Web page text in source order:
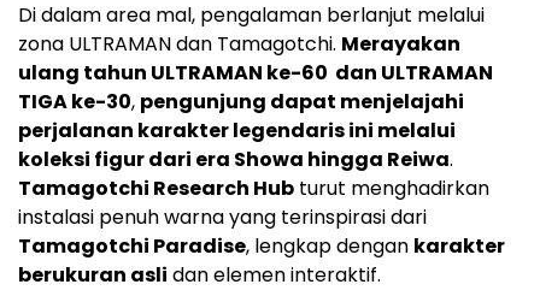
Di dalam area mal, pengalaman berlanjut melalui
zona ULTRAMAN dan Tamagotchi. Merayakan
ulang tahun ULTRAMAN ke-60 dan ULTRAMAN
TIGA ke-30, pengunjung dapat menjelajahi
perjalanan karakter legendaris ini melalui
koleksi figur dari era Showa hingga Reiwa.
Tamagotchi Research Hub turut menghadirkan
instalasi penuh warna yang terinspirasi dari
Tamagotchi Paradise, lengkap dengan karakter
berukuran asli dan elemen interaktif.